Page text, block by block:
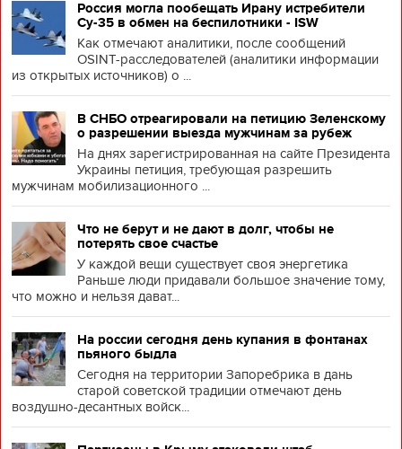
Россия могла пообещать Ирану истребители
Су-35 в обмен на беспилотники - ISW
Как отмечают аналитики, после сообщений
OSINT-расследователей (аналитики информации
из открытых источников) о ...
В СНБО отреагировали на петицию Зеленскому
о разрешении выезда мужчинам за рубеж
На днях зарегистрированная на сайте Президента
Украины петиция, требующая разрешить
мужчинам мобилизационного ...
Что не берут и не дают в долг, чтобы не
потерять свое счастье
У каждой вещи существует своя энергетика
Раньше люди придавали большое значение тому,
что можно и нельзя дават...
На россии сегодня день купания в фонтанах
пьяного быдла
Сегодня на территории Запоребрика в дань
старой советской традиции отмечают день
воздушно-десантных войск...